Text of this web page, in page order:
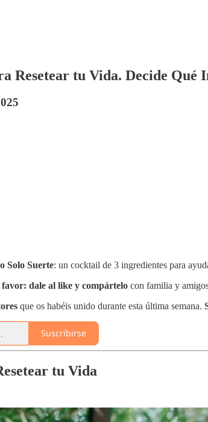
Resetear tu Vida. Decide
Solo Suerte: un cocktail de 3 ingredientes para
favor: dale al like y compártelo con familia y
que os habéis unido durante esta última semana.
Suscribirse
tu Vida